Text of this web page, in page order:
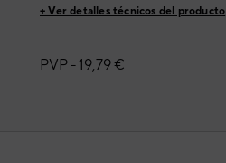
+ Ver detalles técnicos del producto
PVP - 19,79 €